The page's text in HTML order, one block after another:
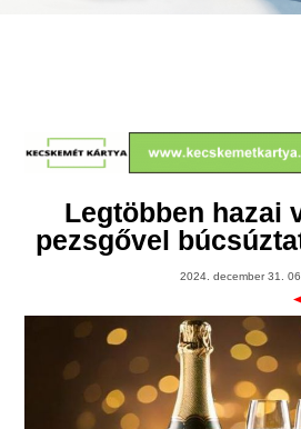
Legtöbben hazai
pezsgővel
2024. december 31.